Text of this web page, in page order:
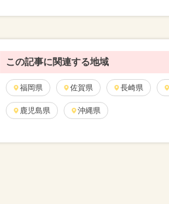
この記事に関連する地域
福岡県 佐賀県 長崎県
鹿児島県 沖縄県